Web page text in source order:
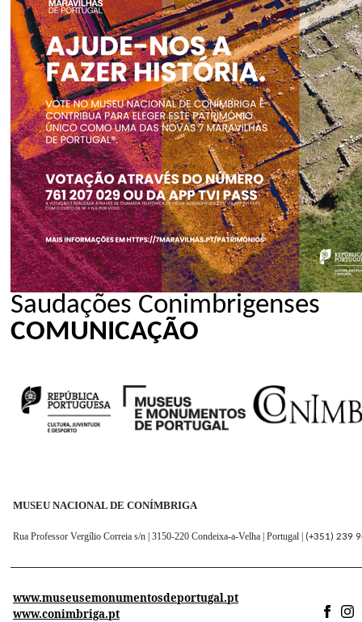
Saudações Conimbrigenses
COMUNICAÇÃO
MUSEU NACIONAL DE CONÍMBRIGA
Rua Professor Vergílio Correia s/n | 3150-220 Condeixa-a-Velha | Portugal | (+351) 239
www.museusemonumentosdeportugal.pt
www.conimbriga.pt